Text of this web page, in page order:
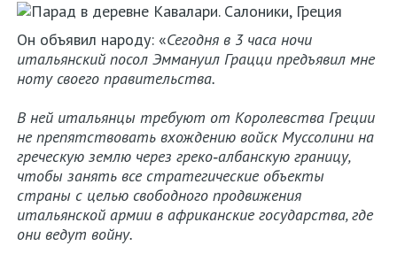
Политика
конфиденциальности
Он объявил народу: «Сегодня в 3 часа ночи
итальянский посол Эммануил Грацци предъявил мне
ноту своего правительства.
В ней итальянцы требуют от Королевства Греции
не препятствовать вхождению войск Муссолини на
греческую землю через греко‑албанскую границу,
чтобы занять все стратегические объекты
страны с целью свободного продвижения
итальянской армии в африканские государства, где
они ведут войну.